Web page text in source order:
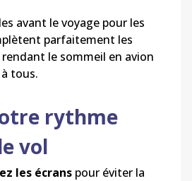
avant le voyage pour les
parfaitement les
le sommeil en avion
tous.
rythme
vol
les écrans pour éviter la